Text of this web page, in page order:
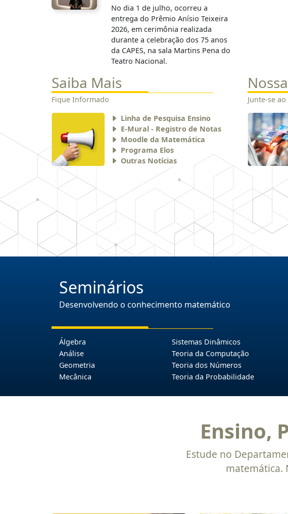
No dia 1 de julho, ocorreu a
entrega do Prêmio Anísio Teixeira
2026, em cerimônia realizada
durante a celebração dos 75 anos
da CAPES, na sala Martins Pena do
Teatro Nacional.
Saiba Mais
Fique Informado
Linha de Pesquisa Ensino
E-Mural - Registro de Notas
Moodle da Matemática
Programa Elos
Outras Notícias
Junte-se ao
Seminários
Desenvolvendo o conhecimento matemático
Álgebra
Análise
Geometria
Mecânica
Sistemas Dinâmicos
Teoria da Computação
Teoria dos Números
Teoria da Probabilidade
Ensino,
Estude no
matemática.